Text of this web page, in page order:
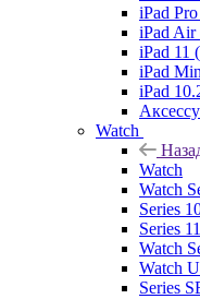
iPad
iPad Air
iPad 11
iPad
iPad
Watch
Watch
Watch
Series
Series
Watch
Watch
Series